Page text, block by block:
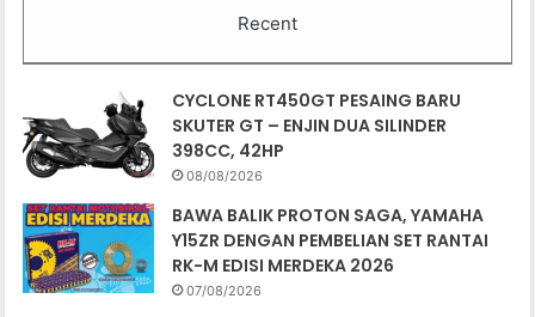
Recent
CYCLONE RT450GT PESAING BARU
SKUTER GT – ENJIN DUA SILINDER
398CC, 42HP
08/08/2026
BAWA BALIK PROTON SAGA, YAMAHA
Y15ZR DENGAN PEMBELIAN SET RANTAI
RK-M EDISI MERDEKA 2026
07/08/2026